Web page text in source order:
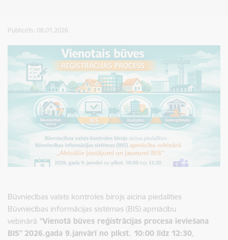
Publicēts: 08.01.2026.
Būvniecības valsts kontroles birojs aicina piedalīties
Būvniecības informācijas sistēmas (BIS) apmācību
vebinārā "Vienotā būves reģistrācijas procesa ieviešana
BIS" 2026.gada 9.janvārī no plkst. 10:00 līdz 12:30,